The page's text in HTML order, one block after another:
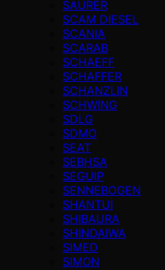
SAURER
SCAM DIESEL
SCANIA
SCARAB
SCHAEFF
SCHAFFER
SCHANZLIN
SCHWING
SDLG
SDMO
SEAT
SEBHSA
SEGUIP
SENNEBOGEN
SHANTUI
SHIBAURA
SHINDAIWA
SIMED
SIMON